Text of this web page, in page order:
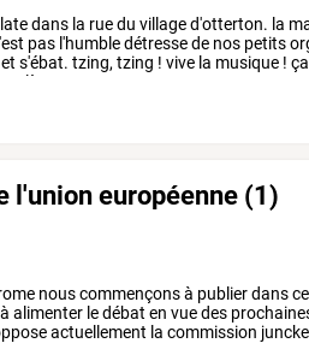
dans la ruedu villaged'otterton. la
pas l'humbledétressede nos petits
et s'ébat. tzing, tzing ! vive la musique ! ça
soulève
l'union européenne (1)
nouscommençonsà publierdansce
à alimenter ledébat en vuedes
actuellement la commission